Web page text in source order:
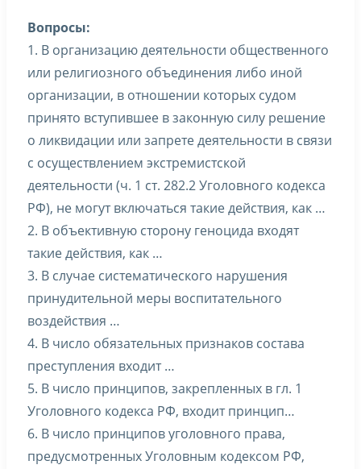
Вопросы:
1. В организацию деятельности общественного
или религиозного объединения либо иной
организации, в отношении которых судом
принято вступившее в законную силу решение
о ликвидации или запрете деятельности в связи
с осуществлением экстремистской
деятельности (ч. 1 ст. 282.2 Уголовного кодекса
РФ), не могут включаться такие действия, как …
2. В объективную сторону геноцида входят
такие действия, как …
3. В случае систематического нарушения
принудительной меры воспитательного
воздействия …
4. В число обязательных признаков состава
преступления входит …
5. В число принципов, закрепленных в гл. 1
Уголовного кодекса РФ, входит принцип…
6. В число принципов уголовного права,
предусмотренных Уголовным кодексом РФ,